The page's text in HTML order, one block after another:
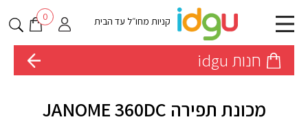
קניות מחו״ל עד הבית 0
חנות idgu
מכונת תפירה JANOME 360DC